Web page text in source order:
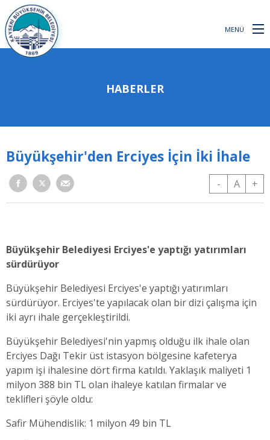
MENÜ
HABERLER
Büyükşehir'den Erciyes İçin İki İhale
- A +
Büyükşehir Belediyesi Erciyes'e yaptığı yatırımları
sürdürüyor
Büyükşehir Belediyesi Erciyes'e yaptığı yatırımları
sürdürüyor. Erciyes'te yapılacak olan bir dizi çalışma için
iki ayrı ihale gerçekleştirildi.
Büyükşehir Belediyesi'nin yapmış olduğu ilk ihale olan
Erciyes Dağı Tekir üst istasyon bölgesine kafeterya
yapım işi ihalesine dört firma katıldı. Yaklaşık maliyeti 1
milyon 388 bin TL olan ihaleye katılan firmalar ve
teklifleri şöyle oldu:
Safir Mühendislik: 1 milyon 49 bin TL